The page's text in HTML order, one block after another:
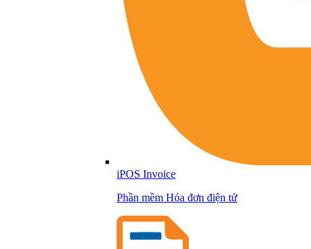
iPOS Invoice
Phần mềm Hóa đơn điện tử